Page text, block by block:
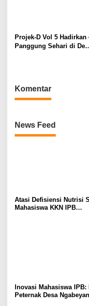
Projek-D Vol 5 Hadirkan
Panggung Sehari di De
Komentar
News Feed
Atasi Defisiensi Nutrisi
Mahasiswa KKN IPB
Inovasi Mahasiswa IPB:
Peternak Desa Ngabeyan